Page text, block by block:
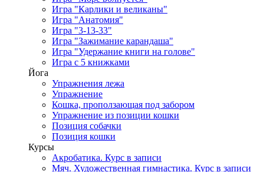
Игра "Карлики и великаны"
Игра "Анатомия"
Игра "3-13-33"
Игра "Зажимание карандаша"
Игра "Удержание книги на голове"
Игра с 5 книжками
Йога
Упражнения лежа
Упражнение
Кошка, проползающая под забором
Упражнение из позиции кошки
Позиция собачки
Позиция кошки
Курсы
Акробатика. Курс в записи
Мяч. Художественная гимнастика. Курс в записи